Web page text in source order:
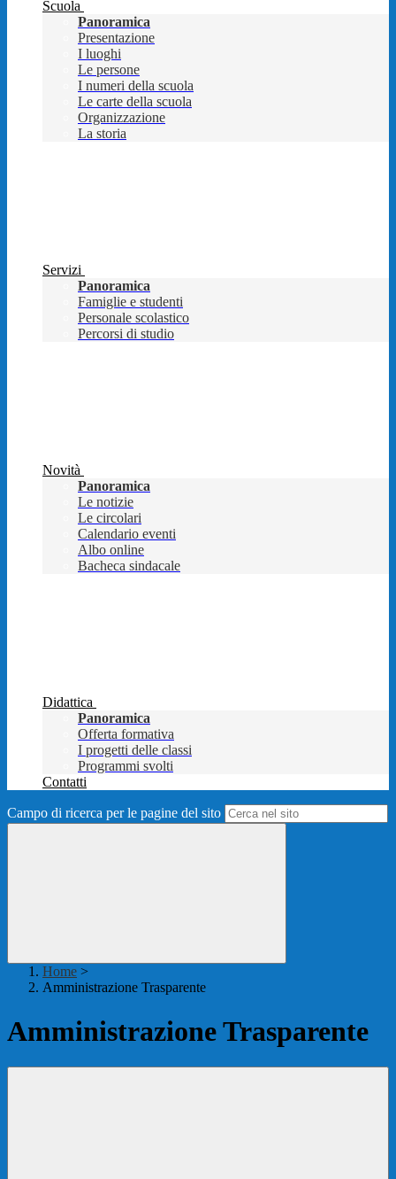
Scuola
Panoramica
Presentazione
I luoghi
Le persone
I numeri della scuola
Le carte della scuola
Organizzazione
La storia
Servizi
Panoramica
Famiglie e studenti
Personale scolastico
Percorsi di studio
Novità
Panoramica
Le notizie
Le circolari
Calendario eventi
Albo online
Bacheca sindacale
Didattica
Panoramica
Offerta formativa
I progetti delle classi
Programmi svolti
Contatti
Campo di ricerca per le pagine del sito
Home >
Amministrazione Trasparente
Amministrazione Trasparente